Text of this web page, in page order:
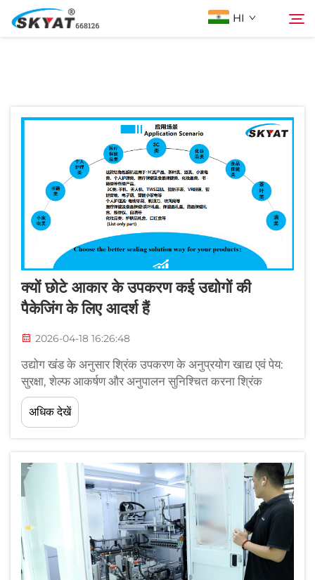
HI
बिना झुर्रियों वाली श्रिंक रैपिंग मशीन
वीडियो और एप्लिकेशन
परियोजनाएँ
हमसे संपर्क करें
क्यों छोटे आकार के उपकरण कई उद्योगों की
पैकेजिंग के लिए आदर्श हैं
2026-04-18 16:26:48
उद्योग खंड के अनुसार श्रिंक उपकरण के अनुप्रयोग खाद्य एवं पेय:
सुरक्षा, शेल्फ आकर्षण और अनुपालन सुनिश्चित करना श्रिंक
उपकरण खाद्य प्रसंस्करणकर्ताओं के लिए महत्वपूर्ण लाभ प्रदान
करता है, जिसमें एफडीए अनुपालन को पूरा करने वाली टैम्पर-स्पष्ट
सील्स शामिल हैं, जो उत्पादों के प्रदर्शन को बढ़ाती हैं...
अधिक देखें